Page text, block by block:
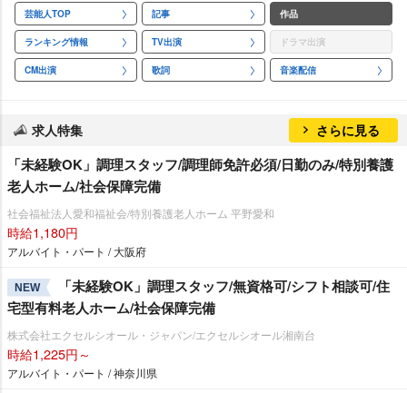
芸能人TOP 記事 作品
ランキング情報 TV出演 ドラマ出演
CM出演 歌詞 音楽配信
求人特集 さらに見る
「未経験OK」調理スタッフ/調理師免許必須/日勤のみ/特別養護
老人ホーム/社会保障完備
社会福祉法人愛和福祉会/特別養護老人ホーム 平野愛和
時給1,180円
アルバイト・パート / 大阪府
NEW
「未経験OK」調理スタッフ/無資格可/シフト相談可/住
宅型有料老人ホーム/社会保障完備
株式会社エクセルシオール・ジャパン/エクセルシオール湘南台
時給1,225円～
アルバイト・パート / 神奈川県